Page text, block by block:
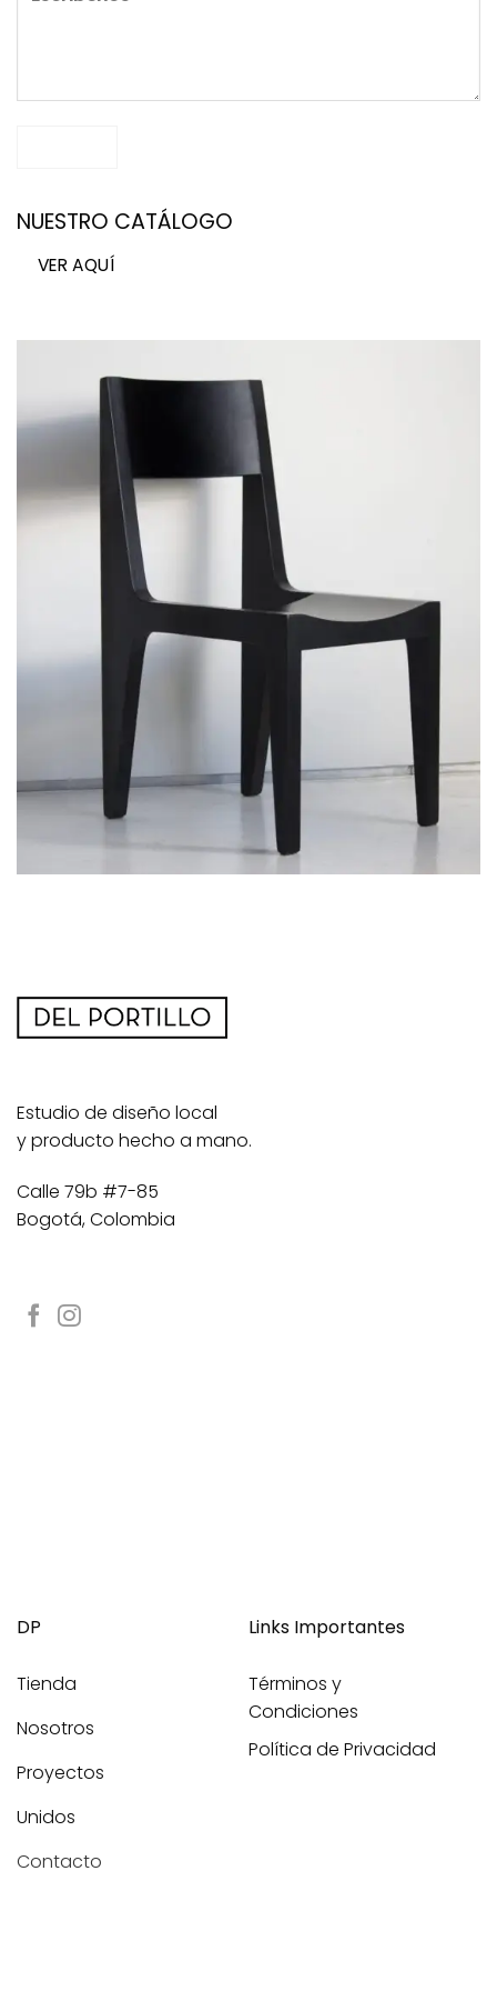
NUESTRO CATÁLOGO
VER AQUÍ
Estudio de diseño local
y producto hecho a mano.
Calle 79b #7-85
Bogotá, Colombia
DP
Tienda
Nosotros
Proyectos
Unidos
Contacto
Links Importantes
Términos y
Condiciones
Política de Privacidad